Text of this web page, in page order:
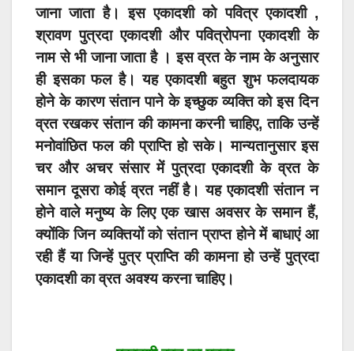
जाना जाता है। इस एकादशी को पवित्र एकादशी ,
श्रावण पुत्रदा एकादशी और पवित्रोपना एकादशी के
नाम से भी जाना जाता है । इस व्रत के नाम के अनुसार
ही इसका फल है। यह एकादशी बहुत शुभ फलदायक
होने के कारण संतान पाने के इच्छुक व्यक्ति को इस दिन
व्रत रखकर संतान की कामना करनी चाहिए, ताकि उन्हें
मनोवांछित फल की प्राप्ति हो सके। मान्यतानुसार इस
चर और अचर संसार में पुत्रदा एकादशी के व्रत के
समान दूसरा कोई व्रत नहीं है। यह एकादशी संतान न
होने वाले मनुष्य के लिए एक खास अवसर के समान हैं,
क्योंकि जिन व्यक्तियों को संतान प्राप्त होने में बाधाएं आ
रही हैं या जिन्हें पुत्र प्राप्ति की कामना हो उन्हें पुत्रदा
एकादशी का व्रत अवश्‍य करना चाहिए।